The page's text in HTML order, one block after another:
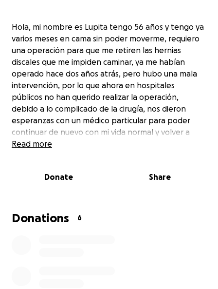
Hola, mi nombre es Lupita tengo 56 años y tengo ya
varios meses en cama sin poder moverme, requiero
una operación para que me retiren las hernias
discales que me impiden caminar, ya me habían
operado hace dos años atrás, pero hubo una mala
intervención, por lo que ahora en hospitales
públicos no han querido realizar la operación,
debido a lo complicado de la cirugía, nos dieron
esperanzas con un médico particular para poder
continuar de nuevo con mi vida normal y volver a
caminar. Les pido de su ayuda para poder lograrlo,
Read more
Donate Share
Donations 6